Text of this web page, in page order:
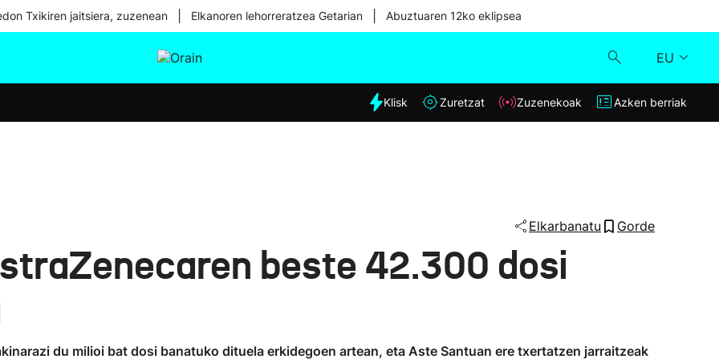
Txikiren jaitsiera, zuzenean Elkanoren lehorreratzea Getarian Abuztuaren 12ko eklipsea
EU
Eguraldia
Klisk
Klisk Zuretzat Zuzenekoak Azken berriak
Elkarbanatu Gorde
beste 42.300 dosi
du milioi bat dosi banatuko dituela erkidegoen artean, eta Aste Santuan ere txertatzen jarraitzeak